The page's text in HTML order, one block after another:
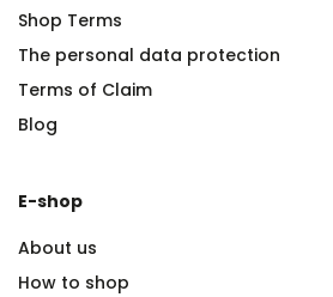
Shop Terms
The personal data protection
Terms of Claim
Blog
E-shop
About us
How to shop